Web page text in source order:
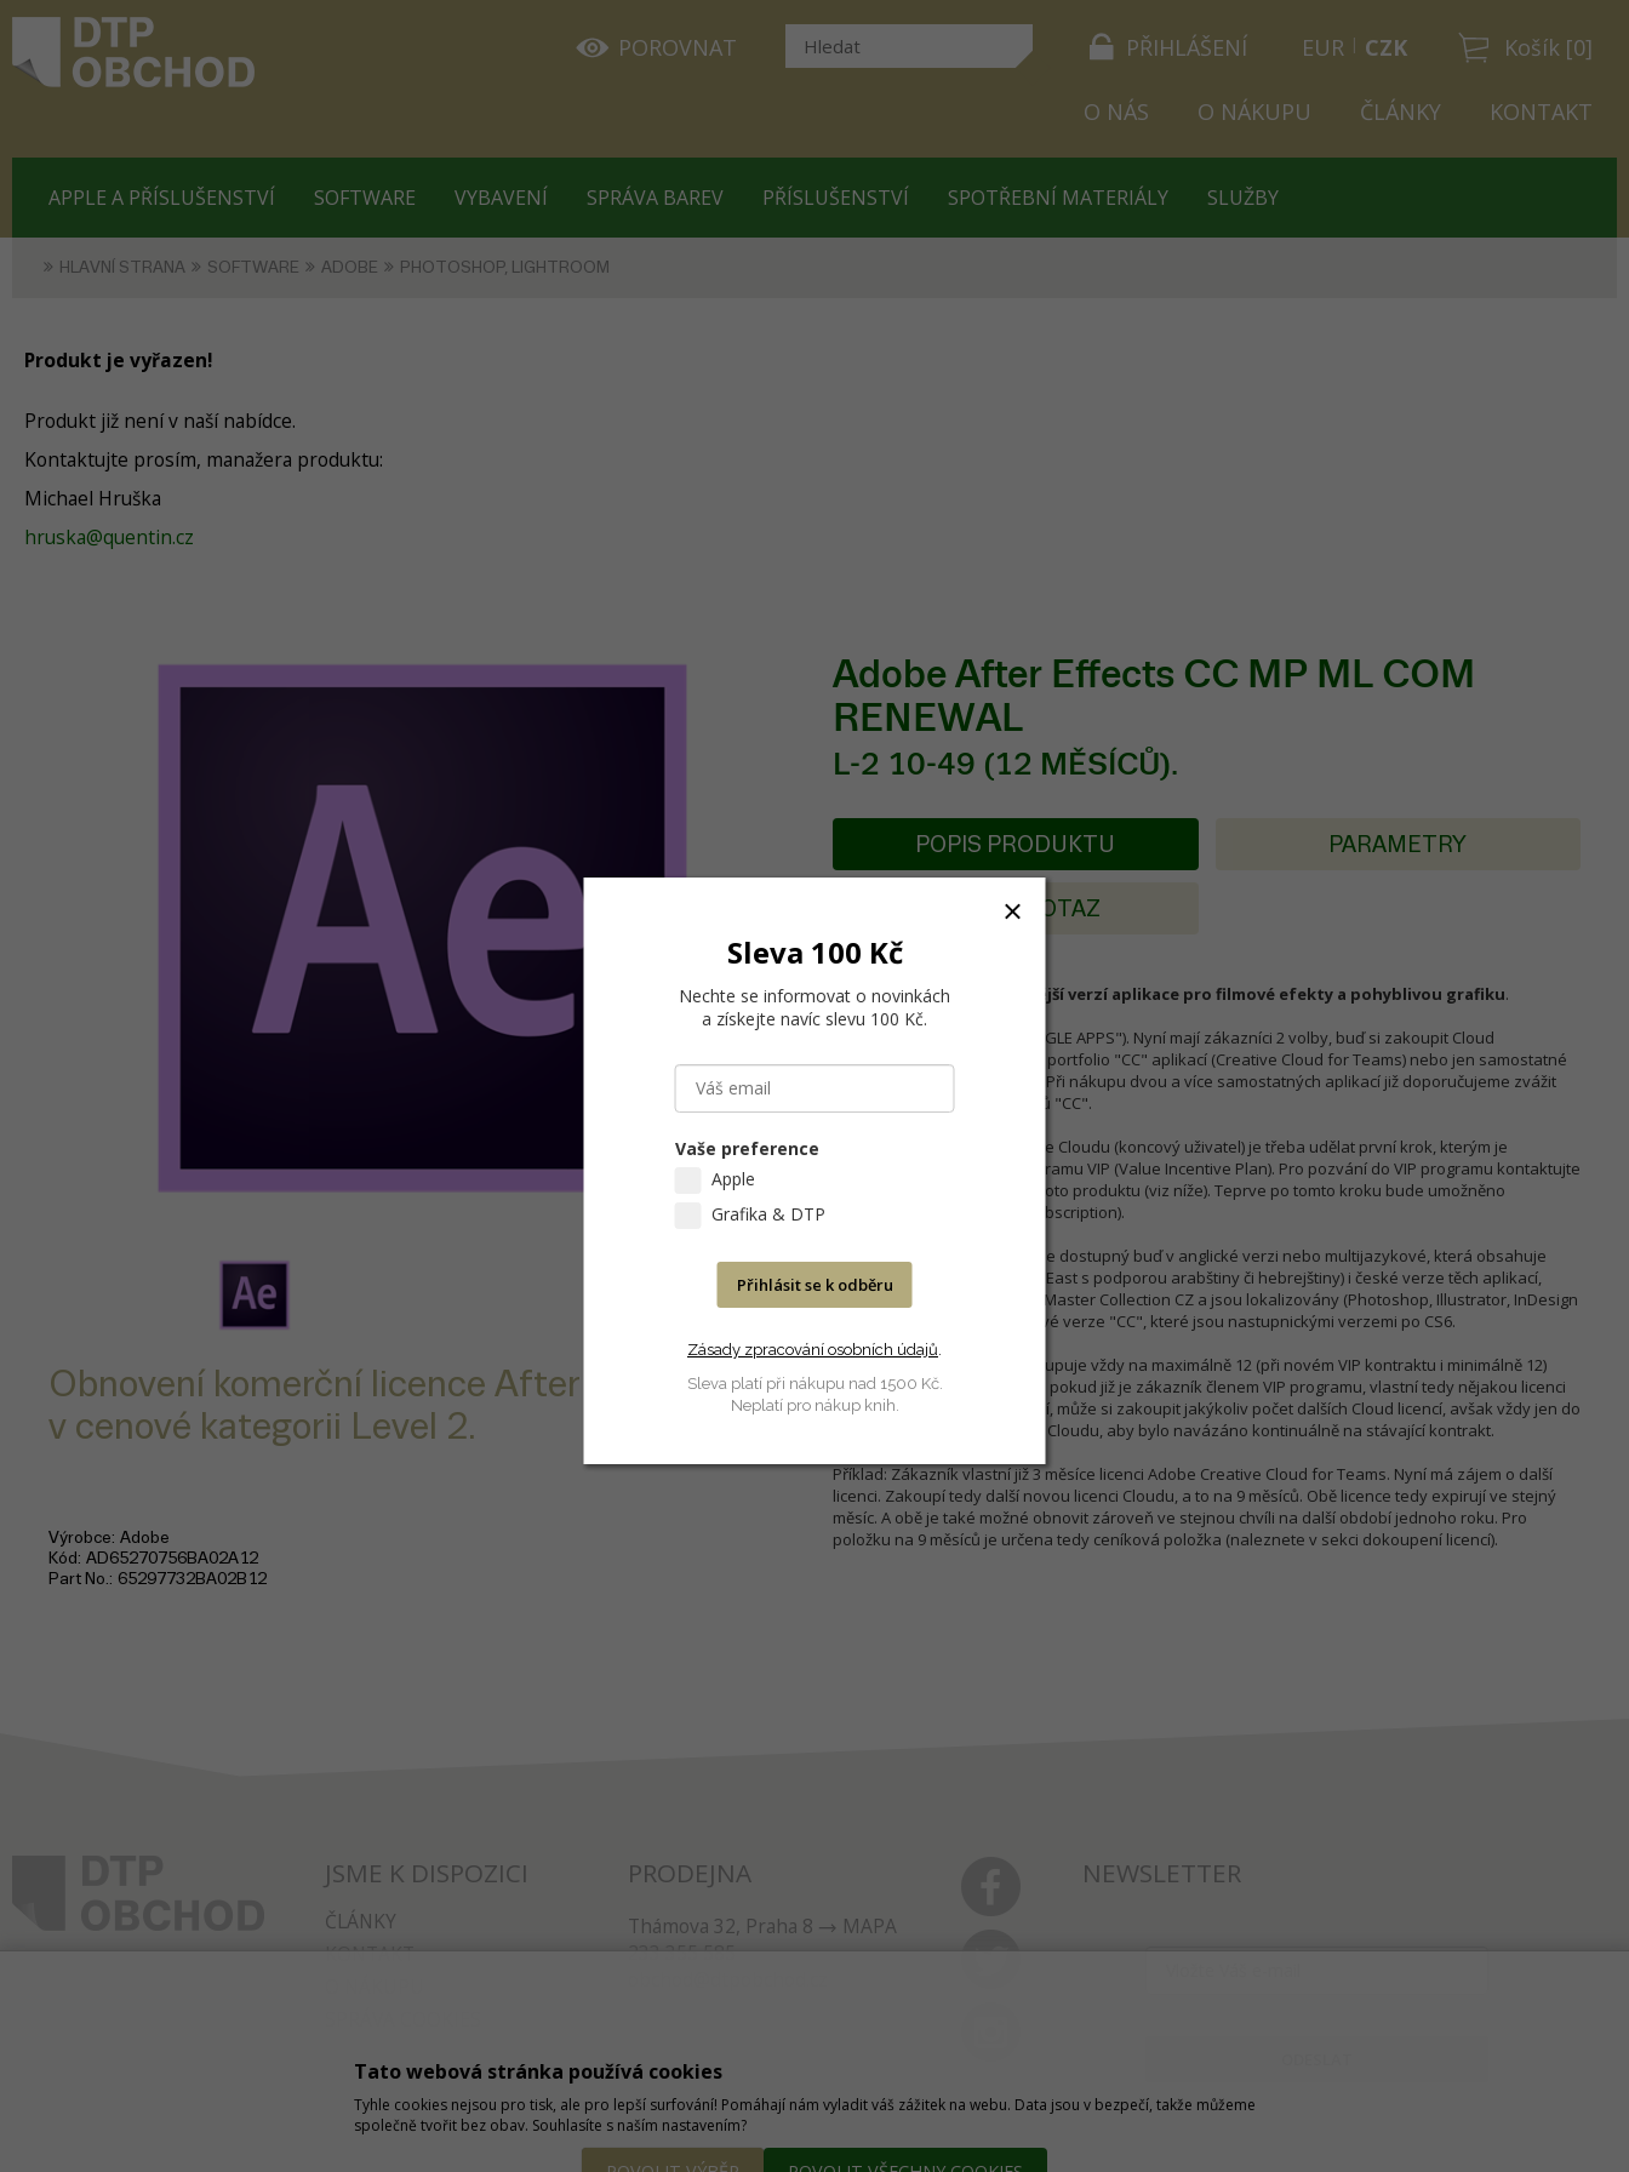
PŘIHLÁŠENÍ Košík [0]
POROVNAT EUR CZK
O NÁS O NÁKUPU ČLÁNKY KONTAKT
APPLE A PŘÍSLUŠENSTVÍ SOFTWARE VYBAVENÍ SPRÁVA BAREV PŘÍSLUŠENSTVÍ SPOTŘEBNÍ MATERIÁLY SLUŽBY
HLAVNÍ STRANA SOFTWARE ADOBE PHOTOSHOP, LIGHTROOM
Produkt je vyřazen!
Produkt již není v naší nabídce.
Kontaktujte prosím, manažera produktu:
Michael Hruška
hruska@quentin.cz
Adobe After Effects CC MP ML COM
RENEWAL
L-2 10-49 (12 MĚSÍCŮ).
Obnovení komerční licence After Effects CC
v cenové kategorii Level 2.
Výrobce Adobe
Kód AD65270756BA02A12
Part No. 65297732BA02B12
POPIS PRODUKTU PARAMETRY
POSLAT DOTAZ
After Effects CC je nejnovější verzí aplikace pro filmové efekty a pohyblivou grafiku.
SAMOSTATNÉ APLIKACE ("SINGLE APPS"). Nyní mají zákazníci 2 volby, buď si zakoupit Cloud
(předplatné) na 1 rok na celé portfolio "CC" aplikací (Creative Cloud for Teams) nebo jen samostatné
aplikace za výhodnější cenu. Při nákupu dvou a více samostatných aplikací již doporučujeme zvážit
nákup celé kolekce programů "CC".
Pro objednání Adobe Creative Cloudu (koncový uživatel) je třeba udělat první krok, kterým je
registrace do licenčního programu VIP (Value Incentive Plan). Pro pozvání do VIP programu kontaktujte
produktového manažera tohoto produktu (viz níže). Teprve po tomto kroku bude umožněno
objednávat Cloud licence (subscription).
Adobe Creative Cloud ("CC") je dostupný buď v anglické verzi nebo multijazykové, která obsahuje
mimo další jazyky (vč. Middle East s podporou arabštiny či hebrejštiny) i české verze těch aplikací,
které jsou běžně např. v CS6 Master Collection CZ a jsou lokalizovány (Photoshop, Illustrator, InDesign
atd.). Nyní nově obsahuje nové verze "CC", které jsou nastupnickými verzemi po CS6.
Adobe Creative Cloud se zakupuje vždy na maximálně 12 (při novém VIP kontraktu i minimálně 12)
kalendářních měsíců s tím, že pokud již je zákazník členem VIP programu, vlastní tedy nějakou licenci
Cloudu z předchozího období, může si zakoupit jakýkoliv počet dalších Cloud licencí, avšak vždy jen do
konce výročí původní licence Cloudu, aby bylo navázáno kontinuálně na stávající kontrakt.
Příklad: Zákazník vlastní již 3 měsíce licenci Adobe Creative Cloud for Teams. Nyní má zájem o další
licenci. Zakoupí tedy další novou licenci Cloudu, a to na 9 měsíců. Obě licence tedy expirují ve stejný
měsíc. A obě je také možné obnovit zároveň ve stejnou chvíli na další období jednoho roku. Pro
položku na 9 měsíců je určena tedy ceníková položka (naleznete v sekci dokoupení licencí).
JSME K DISPOZICI
ČLÁNKY
KONTAKT
PRODEJNA
Thámova 32, Praha 8
MAPA
233 355 585
NEWSLETTER
Tato webová stránka používá cookies
Tyhle cookies nejsou pro tisk, ale pro lepší surfování! Pomáhají nám vyladit váš zážitek na webu. Data jsou v bezpečí, takže můžeme
společně tvořit bez obav. Souhlasíte s naším nastavením?
Sleva 100 Kč
Nechte se informovat o novinkách
a získejte navíc slevu 100 Kč.
Vaše preference
Apple
Grafika & DTP
Přihlásit se k odběru
Zásady zpracování osobních údajů
Sleva platí při nákupu nad 1500 Kč.
Neplatí pro nákup knih.